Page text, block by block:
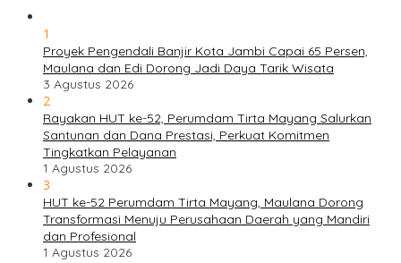
1
Proyek Pengendali Banjir Kota Jambi Capai 65 Persen,
Maulana dan Edi Dorong Jadi Daya Tarik Wisata
3 Agustus 2026
2
Rayakan HUT ke-52, Perumdam Tirta Mayang Salurkan
Santunan dan Dana Prestasi, Perkuat Komitmen
Tingkatkan Pelayanan
1 Agustus 2026
3
HUT ke-52 Perumdam Tirta Mayang, Maulana Dorong
Transformasi Menuju Perusahaan Daerah yang Mandiri
dan Profesional
1 Agustus 2026